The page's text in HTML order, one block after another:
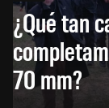
¿Qué tan
70 mm?